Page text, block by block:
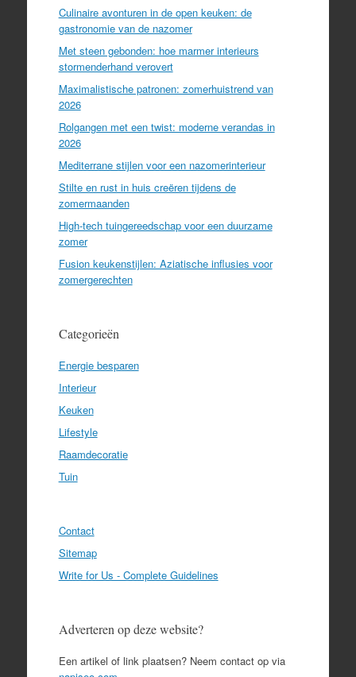
Culinaire avonturen in de open keuken: de
gastronomie van de nazomer
Met steen gebonden: hoe marmer interieurs
stormenderhand verovert
Maximalistische patronen: zomerhuistrend van
2026
Rolgangen met een twist: moderne verandas in
2026
Mediterrane stijlen voor een nazomerinterieur
Stilte en rust in huis creëren tijdens de
zomermaanden
High-tech tuingereedschap voor een duurzame
zomer
Fusion keukenstijlen: Aziatische influsies voor
zomergerechten
Categorieën
Energie besparen
Interieur
Keuken
Lifestyle
Raamdecoratie
Tuin
Contact
Sitemap
Write for Us - Complete Guidelines
Adverteren op deze website?
Een artikel of link plaatsen? Neem contact op via